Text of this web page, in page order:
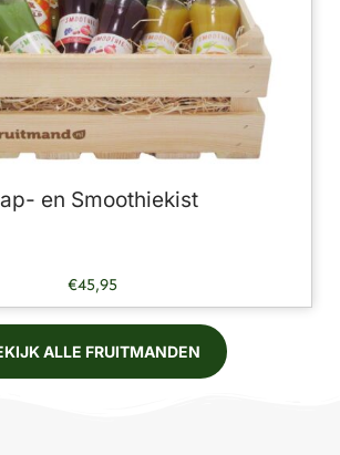
en Smoothiekist
€45,95
ALLE FRUITMANDEN